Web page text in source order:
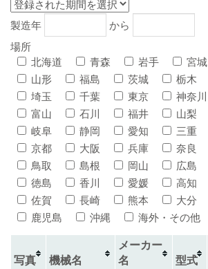
製造年
から
場所
北海道
青森 岩手 宮城
山形
福島 茨城 栃木
埼玉
千葉 東京 神奈川
富山
石川 福井 山梨
岐阜
静岡 愛知 三重
京都
大阪 兵庫 奈良
鳥取
島根 岡山 広島
徳島
香川 愛媛 高知
佐賀
長崎 熊本 大分
鹿児島
沖縄 海外・その他
写真 機械名
メーカー
名
型式